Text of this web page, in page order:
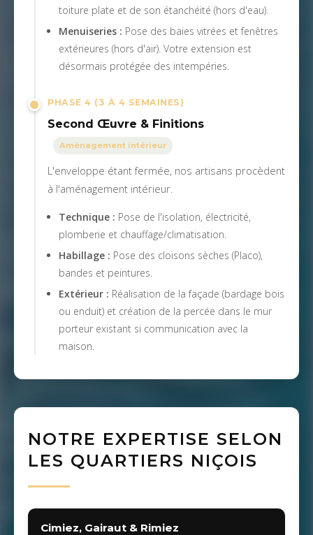
toiture plate et de son étanchéité (hors d'eau).
Menuiseries : Pose des baies vitrées et fenêtres
extérieures (hors d'air). Votre extension est
désormais protégée des intempéries.
PHASE 4 (3 À 4 SEMAINES)
Second Œuvre & Finitions
Aménagement intérieur
L'enveloppe étant fermée, nos artisans procèdent
à l'aménagement intérieur.
Technique : Pose de l'isolation, électricité,
plomberie et chauffage/climatisation.
Habillage : Pose des cloisons sèches (Placo),
bandes et peintures.
Extérieur : Réalisation de la façade (bardage bois
ou enduit) et création de la percée dans le mur
porteur existant si communication avec la
maison.
NOTRE EXPERTISE SELON
LES QUARTIERS NIÇOIS
Cimiez, Gairaut & Rimiez